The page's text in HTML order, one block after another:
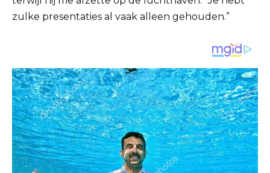
zulke presentaties al vaak alleen gehouden.”